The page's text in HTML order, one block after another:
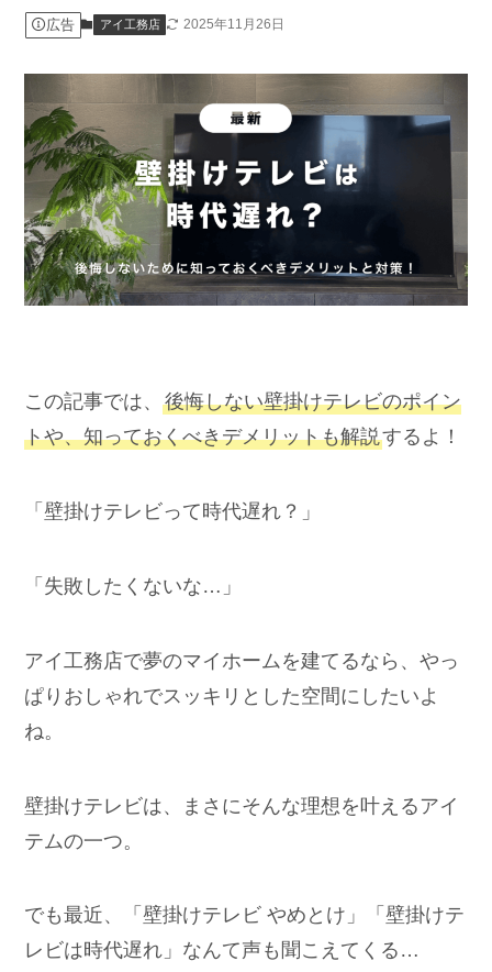
広告 アイ工務店 2025年11月26日
この記事では、後悔しない壁掛けテレビのポイン
トや、知っておくべきデメリットも解説するよ！
「壁掛けテレビって時代遅れ？」
「失敗したくないな…」
アイ工務店で夢のマイホームを建てるなら、やっ
ぱりおしゃれでスッキリとした空間にしたいよ
ね。
壁掛けテレビは、まさにそんな理想を叶えるアイ
テムの一つ。
でも最近、「壁掛けテレビ やめとけ」「壁掛けテ
レビは時代遅れ」なんて声も聞こえてくる…